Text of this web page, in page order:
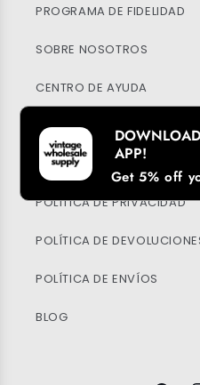
PROGRAMA DE FIDELIDAD
SOBRE NOSOTROS
CENTRO DE AYUDA
MI CUENTA
SOSTENIBILIDAD
POLÍTICA DE PRIVACIDAD
POLÍTICA DE
POLÍTICA DE ENVÍOS
BLOG
APP!
Get 5% off